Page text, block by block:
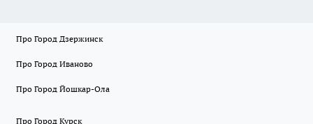
Про Город Дзержинск
Про Город Иваново
Про Город Йошкар-Ола
Про Город Курск